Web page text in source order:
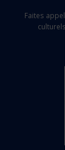
Faites